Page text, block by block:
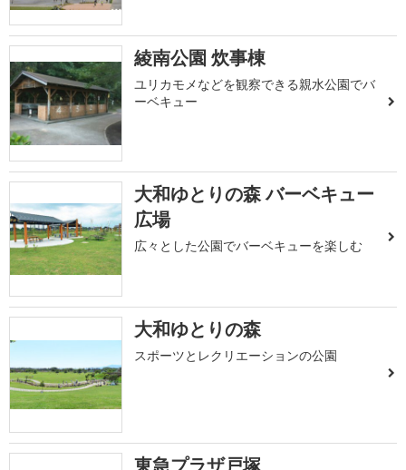
綾南公園 炊事棟
ユリカモメなどを観察できる親水公園でバ
ーベキュー
大和ゆとりの森 バーベキュー
広場
広々とした公園でバーベキューを楽しむ
大和ゆとりの森
スポーツとレクリエーションの公園
東急プラザ戸塚